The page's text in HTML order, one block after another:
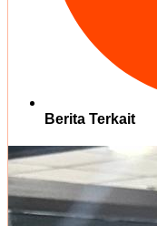
Berita Terkait